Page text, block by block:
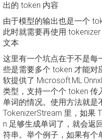
出的 token 内容
由于模型的输出也是一个
此时就需要再使用
文本
这里有一个坑点在于不是每
些是需要多个 token 才能对
软提供了
类型，支持一个个 token 传
单词的情况。使用方法就是
TokenizerStream 里，如果
n 足够生成单词了，就会返
符串。举个例子，如果有个